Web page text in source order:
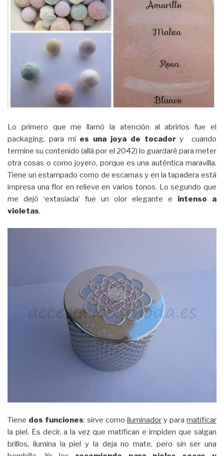
Lo primero que me llamó la atención al abrirlos fue el
packaging, para mi es una joya de tocadory cuando
termine su contenido (allá por el 2042) lo guardaré para meter
otra cosas o como joyero, porque es una auténtica maravilla.
Tiene un estampado como de escamas y en la tapadera está
impresa una flor en relieve en varios tonos. Lo segundo que
me dejó ‘extasiada’ fue un olor elegante e intenso a
violetas.
Tiene dos funciones: sirve como iluminador y para matificar
la piel. Es decir, a la vez que matifican e impiden que salgan
brillos, ilumina la piel y la deja no mate, pero sin ser una